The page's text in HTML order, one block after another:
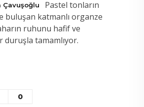
Çavuşoğlu
Pastel tonların
buluşan katmanlı organze
ruhunu hafif ve
duruşla tamamlıyor.
0